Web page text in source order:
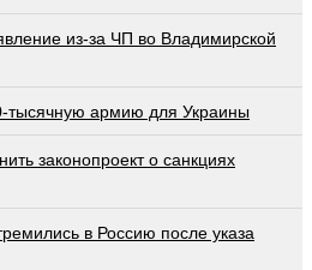
из-за ЧП во Владимирской
тысячную армию для Украины
законопроект о санкциях
в Россию после указа